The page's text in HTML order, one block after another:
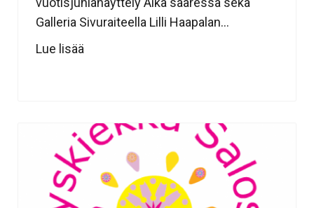
Galleria Sivuraiteella Lilli Haapalan...
Lue lisää